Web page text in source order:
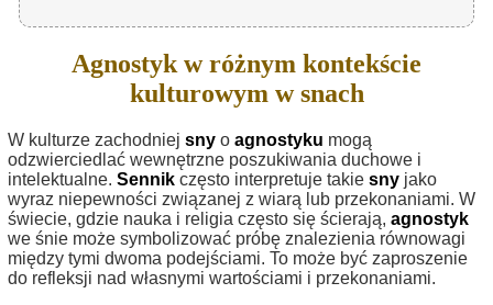
Agnostyk w różnym kontekście
kulturowym w snach
W kulturze zachodniej sny o agnostyku mogą
odzwierciedlać wewnętrzne poszukiwania duchowe i
intelektualne. Sennik często interpretuje takie sny jako
wyraz niepewności związanej z wiarą lub przekonaniami. W
świecie, gdzie nauka i religia często się ścierają, agnostyk
we śnie może symbolizować próbę znalezienia równowagi
między tymi dwoma podejściami. To może być zaproszenie
do refleksji nad własnymi wartościami i przekonaniami.